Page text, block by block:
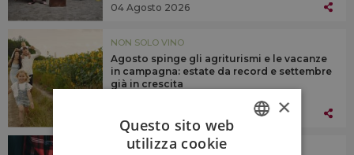
04 Agosto 2026
NON SOLO VINO
Agosto spinge gli agriturismi e le vacanze
in campagna: estate da record e settembre
già in crescita
NON SOLO VINO
×
Questo sito web
utilizza cookie